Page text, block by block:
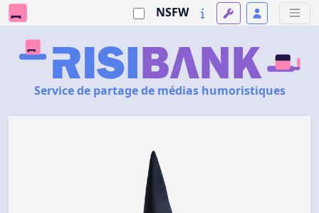
NSFW
Service de partage de médias humoristiques